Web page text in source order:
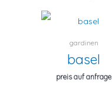
gardinen
basel
preis auf anfrage